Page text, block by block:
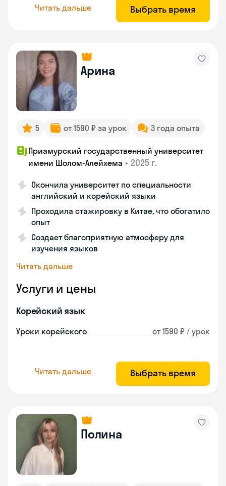
Читать дальше Выбрать время
Арина
5 от 1590 ₽ за урок 3 года опыта
Приамурский государственный университет
имени Шолом-Алейхема • 2025 г.
Окончила университет по специальности
английский и корейский языки
Проходила стажировку в Китае, что обогатило
опыт
Создает благоприятную атмосферу для
изучения языков
Читать дальше
Услуги и цены
Корейский язык
Уроки корейского от 1590 ₽ / урок
Читать дальше Выбрать время
Полина